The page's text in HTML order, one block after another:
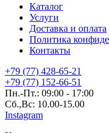
Каталог
Услуги
Доставка и оплата
Политика
Контакты
+79 (77) 428-65-21
+79 (77) 152-66-51
Пн.-Пт.: 09:00 - 17:00
Сб.,Вс: 10.00-15.00
Instagram